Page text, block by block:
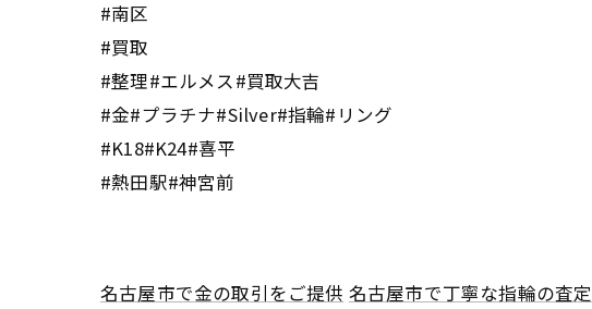
#南区
#買取
#整理#エルメス#買取大吉
#金#プラチナ#Silver#指輪#リング
#K18#K24#喜平
#熱田駅#神宮前
名古屋市で金の取引をご提供 名古屋市で丁寧な指輪の査定